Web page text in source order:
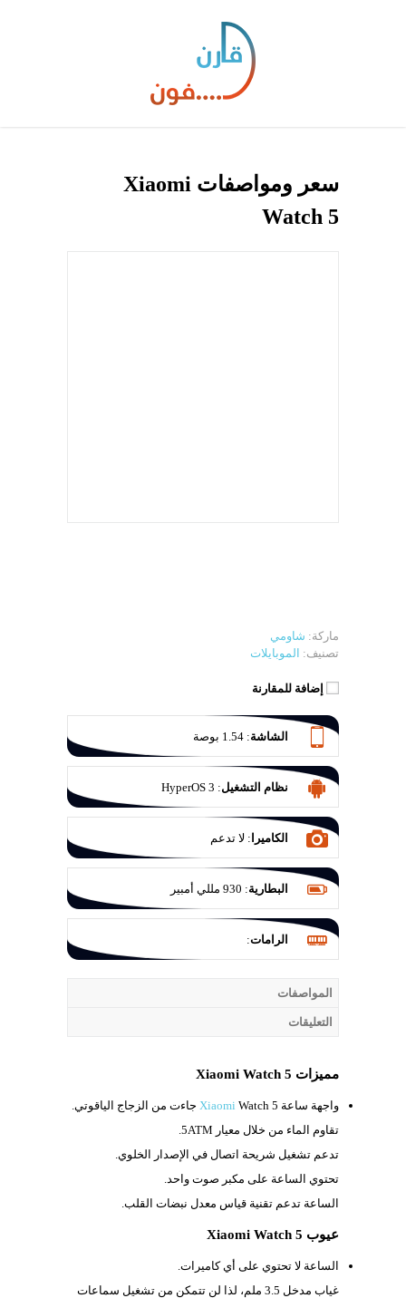
سعر ومواصفات Xiaomi
Watch 5
ماركة: شاومي
تصنيف: الموبايلات
إضافة للمقارنة
الشاشة: 1.54 بوصة
نظام التشغيل:
HyperOS 3
الكاميرا : لا تدعم
البطارية: 930 مللي أمبير
الرامات:
المواصفات
التعليقات
مميزات Xiaomi Watch 5
واجهة ساعة Xiaomi Watch 5 جاءت من الزجاج الياقوتي.
تقاوم الماء من خلال معيار
تدعم تشغيل شريحة اتصال في الإصدار الخلوي.
تحتوي الساعة على مكبر صوت واحد.
الساعة تدعم تقنية قياس معدل نبضات القلب.
عيوب Xiaomi Watch 5
الساعة لا تحتوي على أي كاميرات.
غياب مدخل
3.5 ملم، لذا لن تتمكن من تشغيل سماعات